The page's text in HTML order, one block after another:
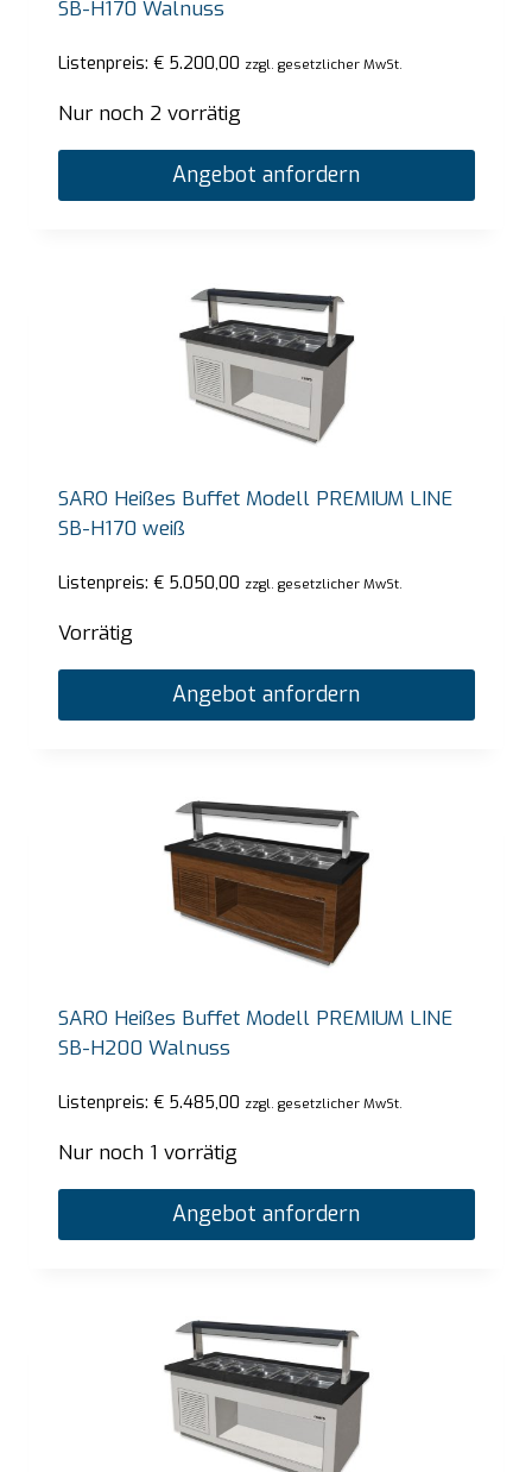
SB-H170 Walnuss
Listenpreis: €5.200,00 zzgl. gesetzlicher MwSt.
Nur noch 2 vorrätig
Angebot anfordern
SARO Heißes Buffet Modell PREMIUM LINE
SB-H170 weiß
Listenpreis: €5.050,00 zzgl. gesetzlicher MwSt.
Vorrätig
Angebot anfordern
SARO Heißes Buffet Modell PREMIUM LINE
SB-H200 Walnuss
Listenpreis: €5.485,00 zzgl. gesetzlicher MwSt.
Nur noch 1 vorrätig
Angebot anfordern